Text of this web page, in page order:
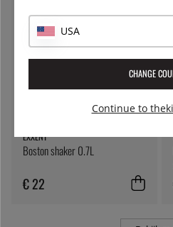
EXXENT
Boston shaker 0.7L
€ 22
USA
CHANGE
Continue to